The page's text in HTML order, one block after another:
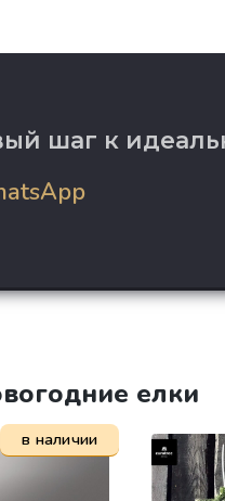
шаг к
елки
в наличии